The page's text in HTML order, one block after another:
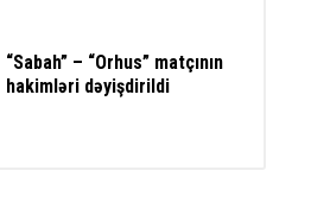
“Sabah” – “Orhus” matçının
hakimləri dəyişdirildi